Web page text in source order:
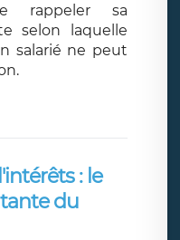
rappeler sa
selon laquelle
salarié ne peut
: le
du